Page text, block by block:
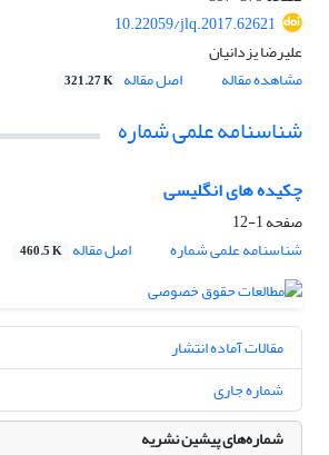
10.22059/jlq.2017.62621
علیرضا یزدانیان
مشاهده مقاله
اصل مقاله 321.27 K
شناسنامه علمی شماره
چکیده های انگلیسی
صفحه1-12
شناسنامه علمی شماره
اصل مقاله 460.5 K
مقالات آماده انتشار
شماره جاری
شماره‌های پیشین نشریه